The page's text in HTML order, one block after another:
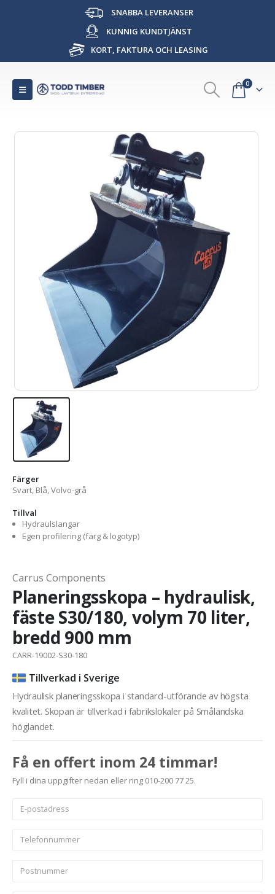
SNABBA LEVERANSER
KUNNIG KUNDTJÄNST
KORT, FAKTURA OCH LEASING
0
Färger
Svart, Blå, Volvo-grå
Tillval
Hydraulslangar
Egen profilering (färg & logotyp)
Carrus Components
Planeringsskopa – hydraulisk,
fäste S30/180, volym 70 liter,
bredd 900 mm
CARR-19002-S30-180
Tillverkad i Sverige
Hydraulisk planeringsskopa i standard-utförande av högsta
kvalitet. Skopan är tillverkad i fabrikslokaler på Småländska
höglandet.
Få en offert inom 24 timmar!
Fyll i dina uppgifter nedan eller ring 010-200 77 25.